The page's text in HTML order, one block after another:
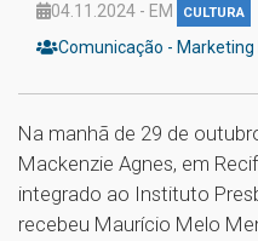
04.11.2024 - EM CULTURA
Comunicação -
Na manhã de 29 de
Mackenzie Agnes, em
integrado ao Instituto
recebeu Maurício Melo